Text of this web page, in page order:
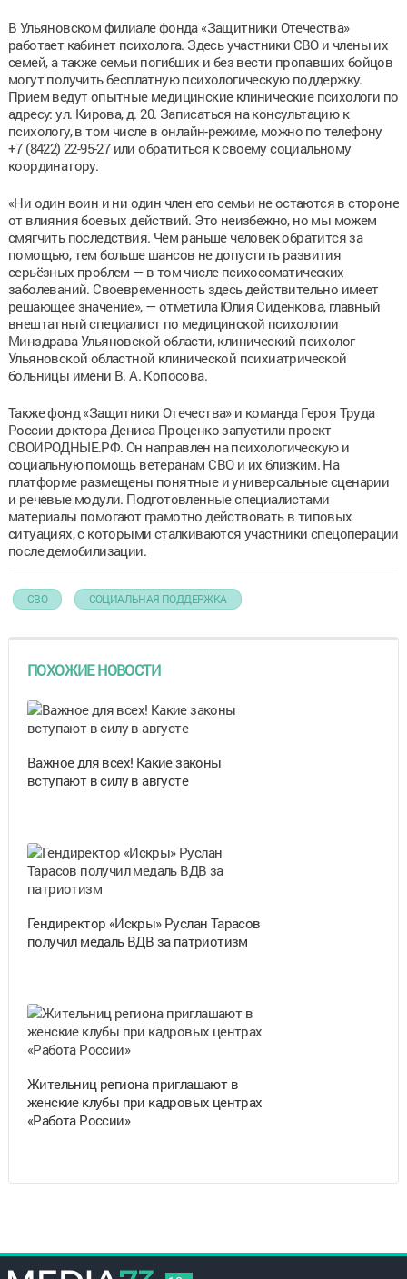
В Ульяновском филиале фонда «Защитники Отечества»
работает кабинет психолога. Здесь участники СВО и члены их
семей, а также семьи погибших и без вести пропавших бойцов
могут получить бесплатную психологическую поддержку.
Прием ведут опытные медицинские клинические психологи по
адресу: ул. Кирова, д. 20. Записаться на консультацию к
психологу, в том числе в онлайн-режиме, можно по телефону
+7 (8422) 22-95-27 или обратиться к своему социальному
координатору.
«Ни один воин и ни один член его семьи не остаются в стороне
от влияния боевых действий. Это неизбежно, но мы можем
смягчить последствия. Чем раньше человек обратится за
помощью, тем больше шансов не допустить развития
серьёзных проблем — в том числе психосоматических
заболеваний. Своевременность здесь действительно имеет
решающее значение», — отметила Юлия Сиденкова, главный
внештатный специалист по медицинской психологии
Минздрава Ульяновской области, клинический психолог
Ульяновской областной клинической психиатрической
больницы имени В. А. Копосова.
Также фонд «Защитники Отечества» и команда Героя Труда
России доктора Дениса Проценко запустили проект
СВОИРОДНЫЕ.РФ. Он направлен на психологическую и
социальную помощь ветеранам СВО и их близким. На
платформе размещены понятные и универсальные сценарии
и речевые модули. Подготовленные специалистами
материалы помогают грамотно действовать в типовых
ситуациях, с которыми сталкиваются участники спецоперации
после демобилизации.
СВО СОЦИАЛЬНАЯ ПОДДЕРЖКА
ПОХОЖИЕ НОВОСТИ
Важное для всех! Какие законы
вступают в силу в августе
Гендиректор «Искры» Руслан Тарасов
получил медаль ВДВ за патриотизм
Жительниц региона приглашают в
женские клубы при кадровых центрах
«Работа России»